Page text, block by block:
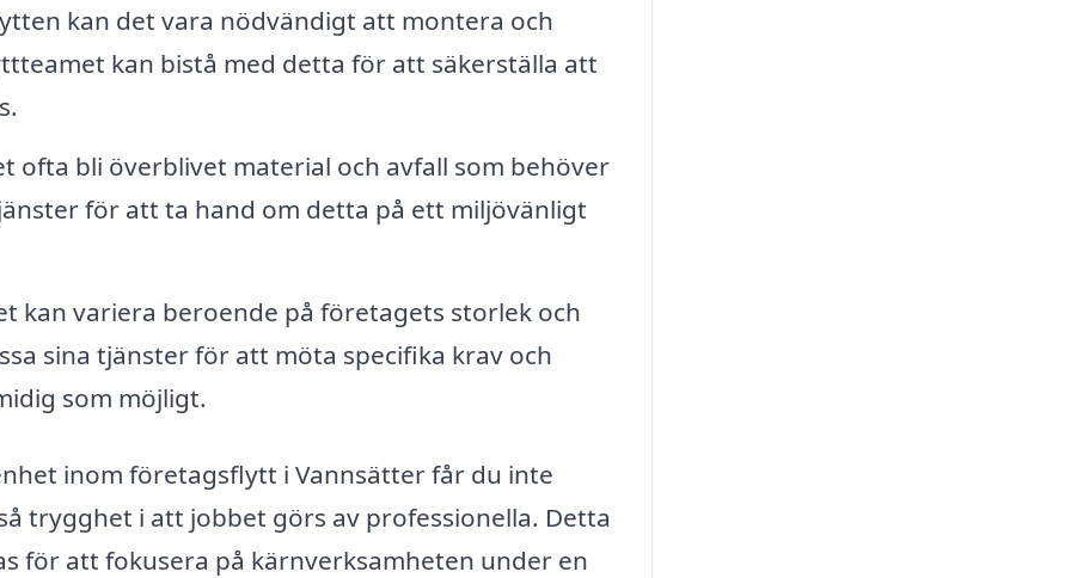
kan det vara nödvändigt att montera och
kan bistå med detta för att säkerställa att
ofta bli överblivet material och avfall som behöver
för att ta hand om detta på ett miljövänligt
kan variera beroende på företagets storlek och
sina tjänster för att möta specifika krav och
som möjligt.
inom företagsflytt i Vannsätter får du inte
trygghet i att jobbet görs av professionella. Detta
för att fokusera på kärnverksamheten under en